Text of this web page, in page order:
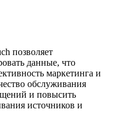
позволяет
данные, что
маркетинга и
обслуживания
и повысить
источников и